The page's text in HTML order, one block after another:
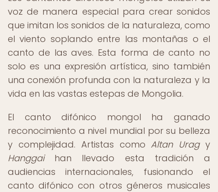
voz de manera especial para crear sonidos
que imitan los sonidos de la naturaleza, como
el viento soplando entre las montañas o el
canto de las aves. Esta forma de canto no
solo es una expresión artística, sino también
una conexión profunda con la naturaleza y la
vida en las vastas estepas de Mongolia.
El canto difónico mongol ha ganado
reconocimiento a nivel mundial por su belleza
y complejidad. Artistas comoAltan Uragy
Hanggaihan llevado esta tradición a
audiencias internacionales, fusionando el
canto difónico con otros géneros musicales